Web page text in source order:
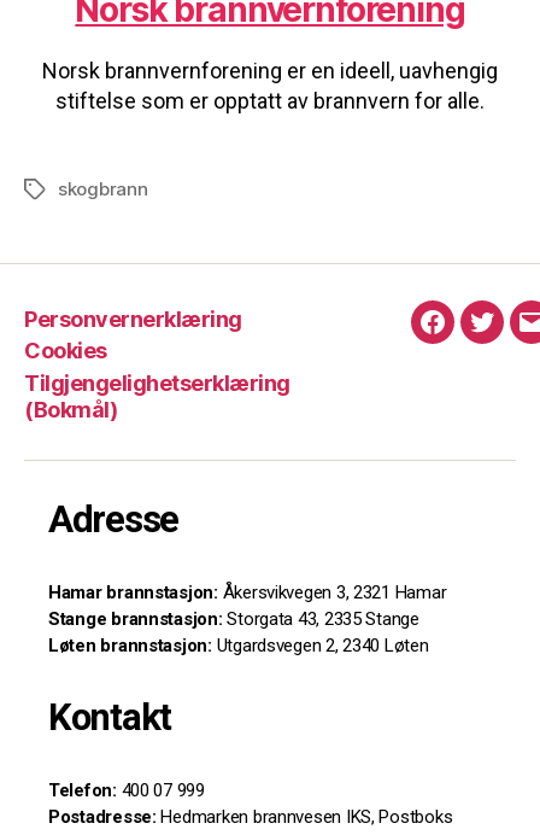
Norsk brannvernforening
Norsk brannvernforening er en ideell, uavhengig
stiftelse som er opptatt av brannvern for alle.
Tagsskogbrann
Personvernerklæring
Cookies
Tilgjengelighetserklæring
(Bokmål)
Facebook
Adresse
Hamar brannstasjon: Åkersvikvegen 3, 2321 Hamar
Stange brannstasjon:Storgata 43, 2335 Stange
Løten brannstasjon: Utgardsvegen 2, 2340 Løten
Kontakt
Telefon: 400 07 999
Postadresse: Hedmarken brannvesen IKS, Postboks